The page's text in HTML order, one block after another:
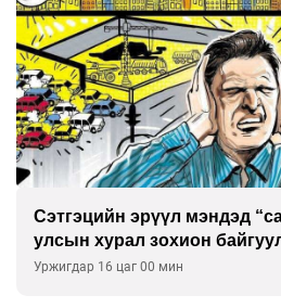
Сэтгэцийн эрүүл мэндэд
улсын хурал зохион
Уржигдар 16 цаг 00 мин